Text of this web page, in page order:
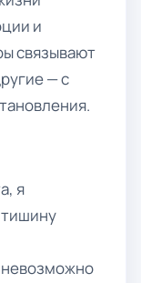
и
связывают
— с
я
невозможно